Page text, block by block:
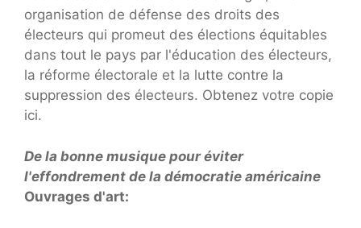
organisation de défense des droits des
électeurs qui promeut des élections équitables
dans tout le pays par l'éducation des électeurs,
la réforme électorale et la lutte contre la
suppression des électeurs. Obtenez votre copie
ici.
De la bonne musique pour éviter
l'effondrement de la démocratie américaine
Ouvrages d'art: